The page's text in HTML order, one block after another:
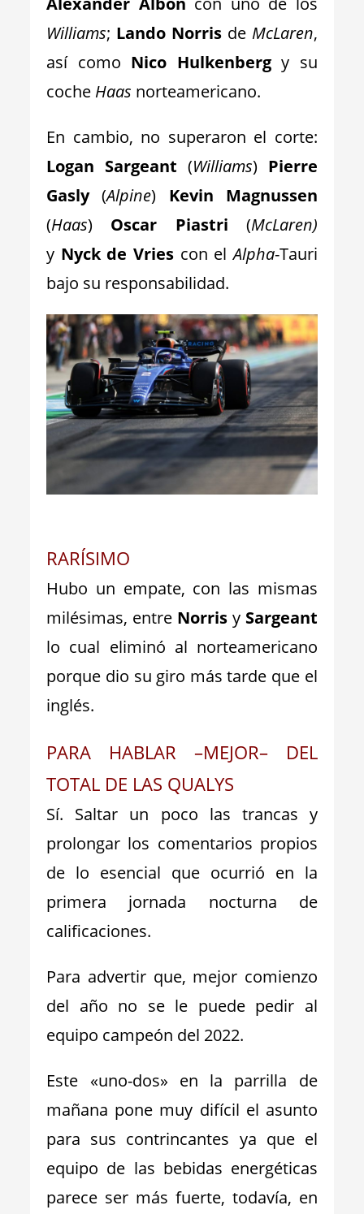
Williams; Lando Norris de McLaren,
así como Nico Hulkenbergy su
coche Haas norteamericano.
En cambio, no superaron el corte:
Logan Sargeant (Williams) Pierre
Gasly(Alpine) Kevin Magnussen
(Haas) Oscar Piastri (McLaren)
y Nyck de Vries con elAlpha-Tauri
bajo su responsabilidad.
RARÍSIMO
Hubo un empate, con las mismas
milésimas, entre Norris y Sargeant
lo cual eliminó al norteamericano
porque dio su giro más tarde que el
inglés.
PARA HABLAR –MEJOR– DEL
TOTAL DE LAS QUALYS
Sí. Saltar un poco las trancas y
prolongar los comentarios propios
de lo esencial que ocurrió en la
primera jornada nocturna de
calificaciones.
Para advertir que, mejor comienzo
del año no se le puede pedir al
equipo campeón del 2022.
Este «uno-dos» en la parrilla de
mañana pone muy difícil el asunto
para sus contrincantes ya que el
equipo de las bebidas energéticas
parece ser más fuerte, todavía, en